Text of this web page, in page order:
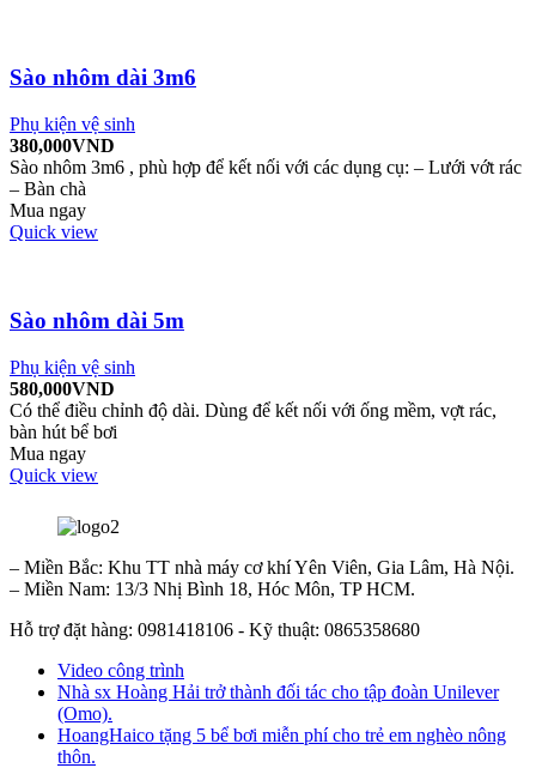
Sào nhôm dài 3m6
Phụ kiện vệ sinh
380,000VND
Sào nhôm 3m6 , phù hợp để kết nối với các dụng cụ: – Lưới vớt rác
– Bàn chà
Mua ngay
Quick view
Sào nhôm dài 5m
Phụ kiện vệ sinh
580,000VND
Có thể điều chỉnh độ dài. Dùng để kết nối với ống mềm, vợt rác,
bàn hút bể bơi
Mua ngay
Quick view
– Miền Bắc: Khu TT nhà máy cơ khí Yên Viên, Gia Lâm, Hà Nội.
– Miền Nam: 13/3 Nhị Bình 18, Hóc Môn, TP HCM.
Hỗ trợ đặt hàng: 0981418106 - Kỹ thuật: 0865358680
Video công trình
Nhà sx Hoàng Hải trở thành đối tác cho tập đoàn Unilever
(Omo).
HoangHaico tặng 5 bể bơi miễn phí cho trẻ em nghèo nông
thôn.